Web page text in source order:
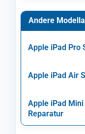
Andere
Apple iPad Pro
Apple iPad Air
Apple iPad
Reparatur